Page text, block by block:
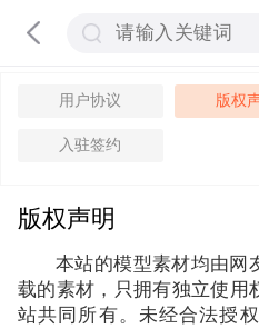
用户协议 版权
入驻签约
版权声明
本站的模型素材均由网
载的素材，只拥有独立使用
站共同所有。未经合法授